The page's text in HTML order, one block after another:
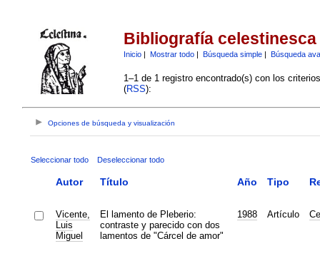
Bibliografía celestinesca
Inicio| Mostrar todo| Búsqueda simple| Búsqueda
1–1 de 1 registro encontrado(s) con los
(RSS):
Opciones de búsqueda y visualización
Seleccionar todo Deseleccionar todo
Autor Título Año Tipo
Vicente,
Luis
Miguel
El lamento de Pleberio:
contraste y parecido con dos
lamentos de "Cárcel de amor"
1988 Artículo